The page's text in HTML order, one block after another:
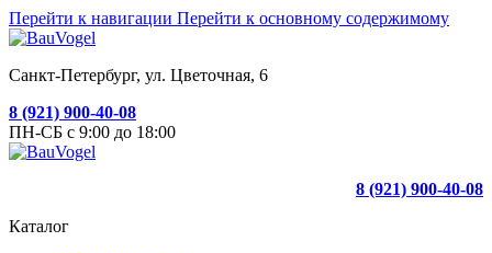
Перейти к навигации Перейти к основному содержимому
Санкт-Петербург, ул. Цветочная, 6
8 (921) 900-40-08
ПН-СБ с 9:00 до 18:00
8 (921) 900-40-08
Каталог